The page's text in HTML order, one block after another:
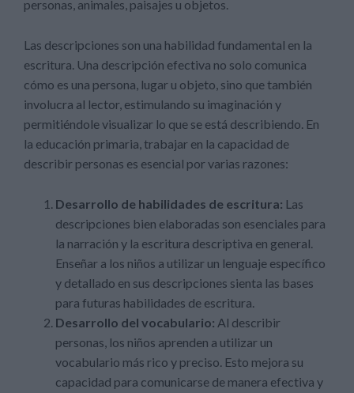
personas, animales, paisajes u objetos.
Las descripciones son una habilidad fundamental en la
escritura. Una descripción efectiva no solo comunica
cómo es una persona, lugar u objeto, sino que también
involucra al lector, estimulando su imaginación y
permitiéndole visualizar lo que se está describiendo. En
la educación primaria, trabajar en la capacidad de
describir personas es esencial por varias razones:
Desarrollo de habilidades de escritura: Las
descripciones bien elaboradas son esenciales para
la narración y la escritura descriptiva en general.
Enseñar a los niños a utilizar un lenguaje específico
y detallado en sus descripciones sienta las bases
para futuras habilidades de escritura.
Desarrollo del vocabulario: Al describir
personas, los niños aprenden a utilizar un
vocabulario más rico y preciso. Esto mejora su
capacidad para comunicarse de manera efectiva y